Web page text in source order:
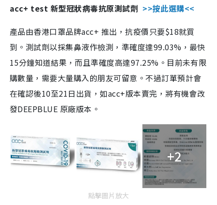
acc+ test 新型冠狀病毒抗原測試劑 >>按此選購<<
產品由香港口罩品牌acc+ 推出，抗疫價只要$18就買
到。測試劑以採集鼻液作檢測，準確度達99.03%，最快
15分鐘知道結果，而且準確度高達97.25%。目前未有限
購數量，需要大量購入的朋友可留意。不過訂單預計會
在確認後10至21日出貨，如acc+版本賣完，將有機會改
發DEEPBLUE 原廠版本。
+2
點擊圖片放大